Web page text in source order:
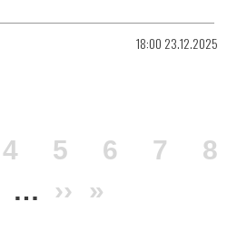
18:00 23.12.2025
Page
4 Page
5 Page
6 Page
7
8
…
Следующая
›› »